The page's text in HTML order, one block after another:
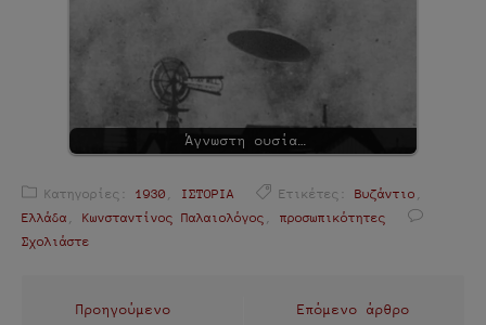
Άγνωστη ουσία…
Κατηγορίες: 1930 ΙΣΤΟΡΙΑ Ετικέτες: Βυζάντιο
Ελλάδα
Κωνσταντίνος Παλαιολόγος
προσωπικότητες
Σχολιάστε
Πλοήγηση
Προηγούμενο
Επόμενο άρθρο